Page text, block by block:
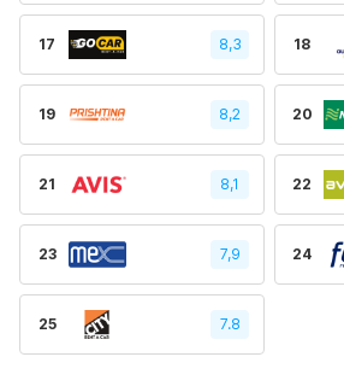
17 8,3 18
19 8,2 20
21 8,1 22
23 7,9 24
25 7.8